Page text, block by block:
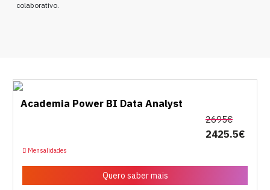
colaborativo.
Academia Power BI Data Analyst
2695€
2425.5€
Mensalidades
Quero saber mais